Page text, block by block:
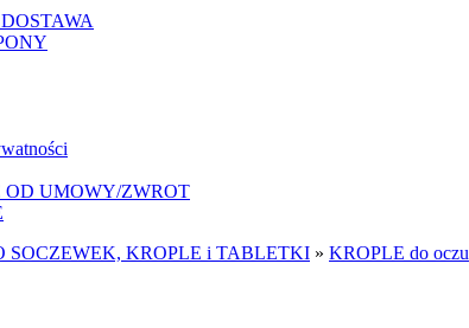
OD UMOWY/ZWROT
SOCZEWEK, KROPLE i TABLETKI » KROPLE do oczu